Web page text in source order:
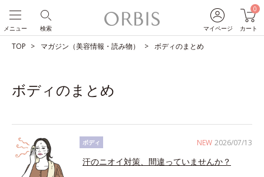
マイページ
0
カート
検索
メニュー
TOP マガジン（美容情報・読み物） ボディのまとめ
ボディのまとめ
NEW 2026/07/13
ボディ
汗のニオイ対策、間違っていませんか？